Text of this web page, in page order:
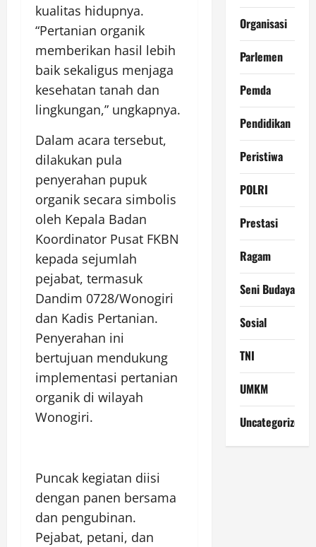
kualitas hidupnya.
“Pertanian organik
memberikan hasil lebih
baik sekaligus menjaga
kesehatan tanah dan
lingkungan,” ungkapnya.
Dalam acara tersebut,
dilakukan pula
penyerahan pupuk
organik secara simbolis
oleh Kepala Badan
Koordinator Pusat FKBN
kepada sejumlah
pejabat, termasuk
Dandim 0728/Wonogiri
dan Kadis Pertanian.
Penyerahan ini
bertujuan mendukung
implementasi pertanian
organik di wilayah
Wonogiri.
Puncak kegiatan diisi
dengan panen bersama
dan pengubinan.
Pejabat, petani, dan
Organisasi
Parlemen
Pemda
Pendidikan
Peristiwa
POLRI
Prestasi
Ragam
Seni Budaya
Sosial
TNI
UMKM
Uncategorized